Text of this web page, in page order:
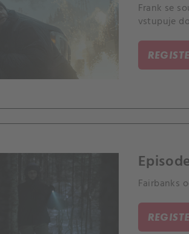
Frank se
vstupuje
Fairbanks